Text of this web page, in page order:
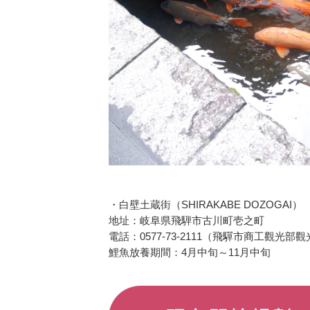
・白壁土蔵街（SHIRAKABE DOZOGAI）
地址：岐阜県飛騨市古川町壱之町
電話：0577-73-2111（飛驒市商工觀光部觀
鯉魚放養期間：4月中旬～11月中旬